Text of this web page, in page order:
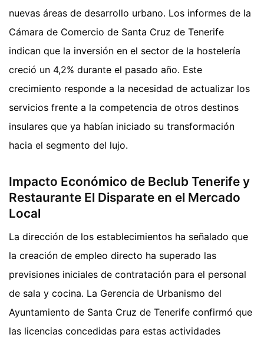
nuevas áreas de desarrollo urbano. Los informes de la
Cámara de Comercio de Santa Cruz de Tenerife
indican que la inversión en el sector de la hostelería
creció un 4,2% durante el pasado año. Este
crecimiento responde a la necesidad de actualizar los
servicios frente a la competencia de otros destinos
insulares que ya habían iniciado su transformación
hacia el segmento del lujo.
Impacto Económico de Beclub Tenerife y
Restaurante El Disparate en el Mercado
Local
La dirección de los establecimientos ha señalado que
la creación de empleo directo ha superado las
previsiones iniciales de contratación para el personal
de sala y cocina. La Gerencia de Urbanismo del
Ayuntamiento de Santa Cruz de Tenerife confirmó que
las licencias concedidas para estas actividades